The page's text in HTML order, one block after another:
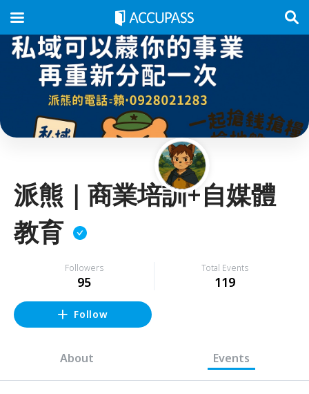
派熊｜商業培訓+自媒體
教育
Followers
95
Total Events
119
Follow
About Events